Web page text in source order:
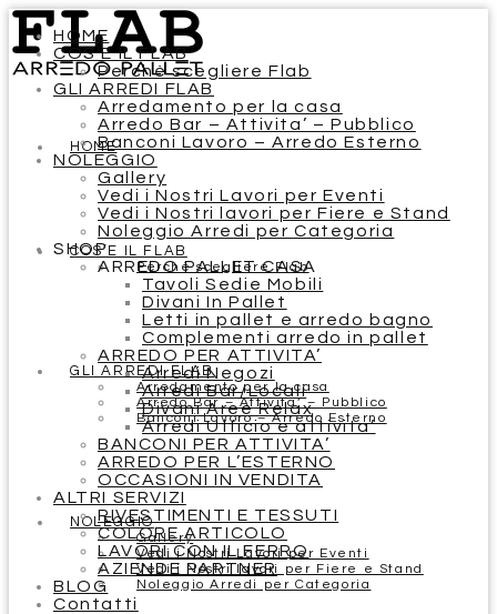
HOME
COS’E IL FLAB
Perchè scegliere Flab
GLI ARREDI FLAB
Arredamento per la casa
Arredo Bar – Attivita’ – Pubblico
Banconi Lavoro – Arredo Esterno
NOLEGGIO
Gallery
Vedi i Nostri Lavori per Eventi
Vedi i Nostri lavori per Fiere e Stand
Noleggio Arredi per Categoria
SHOP
ARREDO PALLET CASA
Tavoli Sedie Mobili
Divani In Pallet
Letti in pallet e arredo bagno
Complementi arredo in pallet
ARREDO PER ATTIVITA’
Arredi Negozi
Arredi Bar/Locali
Divani Aree Relax
Arredi Ufficio e attivita’
BANCONI PER ATTIVITA’
ARREDO PER L’ESTERNO
OCCASIONI IN VENDITA
ALTRI SERVIZI
RIVESTIMENTI E TESSUTI
COLORE ARTICOLO
LAVORI CON IL FERRO
AZIENDE PARTNER
BLOG
Contatti
HOME
COS’E IL FLAB
Perchè scegliere Flab
GLI ARREDI FLAB
Arredamento per la casa
Arredo Bar – Attivita’ – Pubblico
Banconi Lavoro – Arredo Esterno
NOLEGGIO
Gallery
Vedi i Nostri Lavori per Eventi
Vedi i Nostri lavori per Fiere e Stand
Noleggio Arredi per Categoria